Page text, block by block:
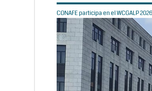
CONAFE participa en el WCGALP